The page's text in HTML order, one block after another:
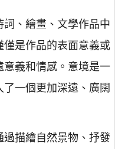
、繪畫、文學作品中
是作品的表面意義或
義和情感。意境是一
一個更加深遠、廣闊
描繪自然景物、抒發